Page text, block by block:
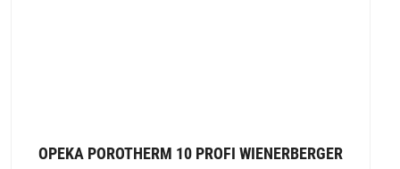
OPEKA POROTHERM 10 PROFI WIENERBERGER